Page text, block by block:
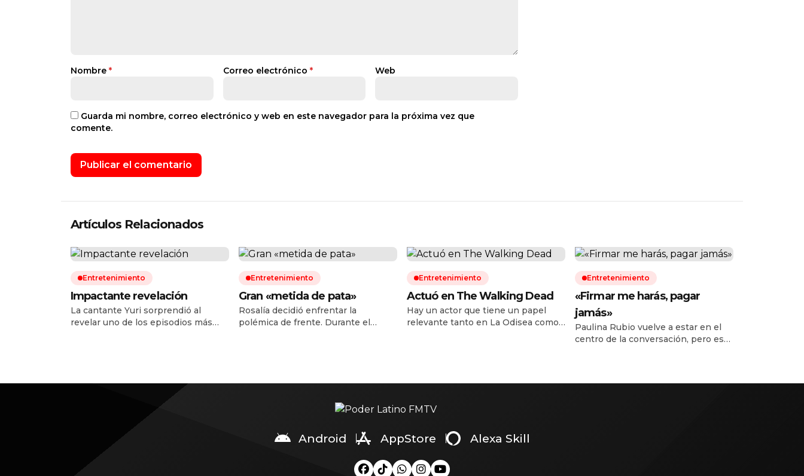
Nombre * Correo electrónico * Web
Guarda mi nombre, correo electrónico y web en este navegador para la próxima vez que
comente.
Artículos Relacionados
Entretenimiento
Impactante revelación
La cantante Yuri sorprendió al
revelar uno de los episodios más
con cáncer de intestino, una
Entretenimiento
Gran «metida de pata»
Rosalía decidió enfrentar la
polémica de frente. Durante el
argentinos luego de la controversia
publicación en redes sociales tras la
Entretenimiento
Actuó en The Walking Dead
Hay un actor que tiene un papel
relevante tanto en La Odisea como
cinematográfico paseándose de
promocionar estos dos
una tercera persona que, sin
acaparar tanta […]
Entretenimiento
«Firmar me harás, pagar
jamás»
Paulina Rubio vuelve a estar en el
centro de la conversación, pero esta
el reconocido diseñador Michael
Android AppStore Alexa Skill